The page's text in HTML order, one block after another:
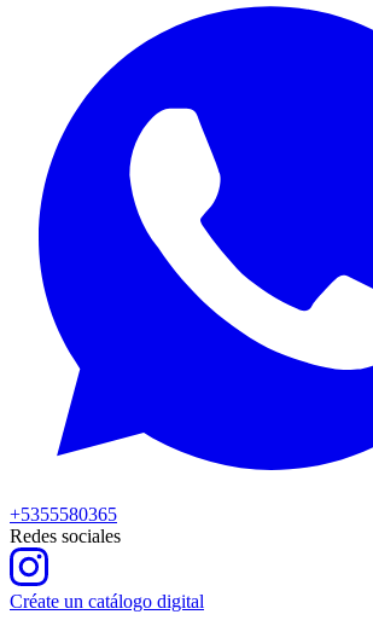
+5355580365
Redes sociales
Créate un catálogo digital